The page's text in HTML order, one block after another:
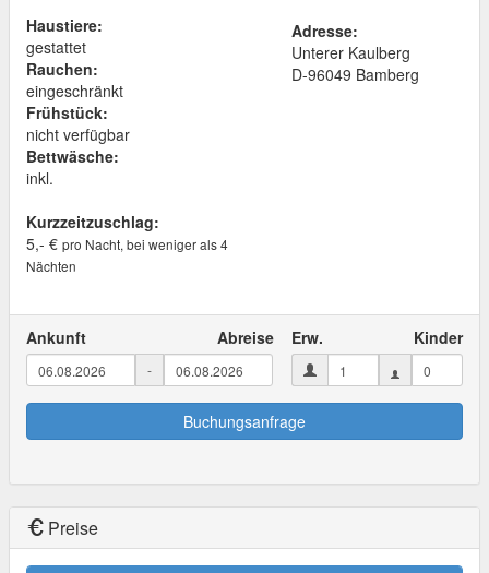
Haustiere:
gestattet
Rauchen:
eingeschränkt
Frühstück:
nicht verfügbar
Bettwäsche:
inkl.
Kurzzeitzuschlag:
5,- € pro Nacht, bei weniger als 4
Nächten
Adresse:
Unterer Kaulberg
D-96049 Bamberg
Ankunft Abreise
-
Erw. Kinder
Buchungsanfrage
Preise